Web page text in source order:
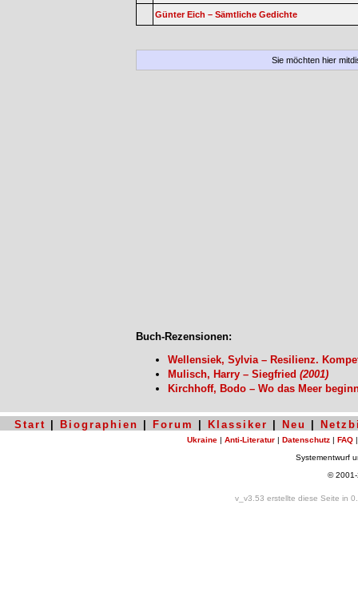
Günter Eich – Sämtliche Gedichte
Sie möchten hier
Buch-Rezensionen:
Wellensiek, Sylvia – Resilienz.
Mulisch, Harry – Siegfried (2001)
Kirchhoff, Bodo – Wo das Meer
Start Biographien Forum Klassiker Neu
Ukraine | Anti-Literatur | Datenschutz | FAQ
Systementwurf
©
v_v3.53 erstellte diese Seite in